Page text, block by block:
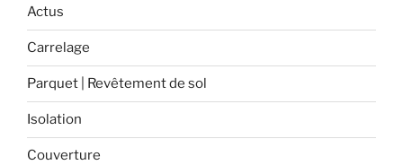
sol
quel
revêtement
sol
Actus
Carrelage
Parquet | Revêtement de sol
Isolation
Couverture